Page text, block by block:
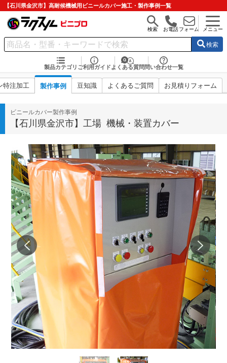
【石川県金沢市】高耐候機械用ビニールカバー施工・製作事例一覧
検索 お電話フォーム メニュー
検索
製品カテゴリ ご利用ガイド よくある質問 問い合わせ一覧
特注加工 製作事例 豆知識 よくあるご質問 お見積りフォーム
ビニールカバー製作事例
【石川県金沢市】工場 機械・装置カバー